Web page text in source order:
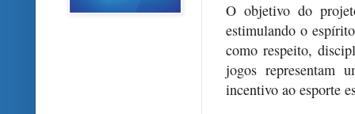
O objetivo do
estimulando o
como respeito,
jogos representam
incentivo ao esporte